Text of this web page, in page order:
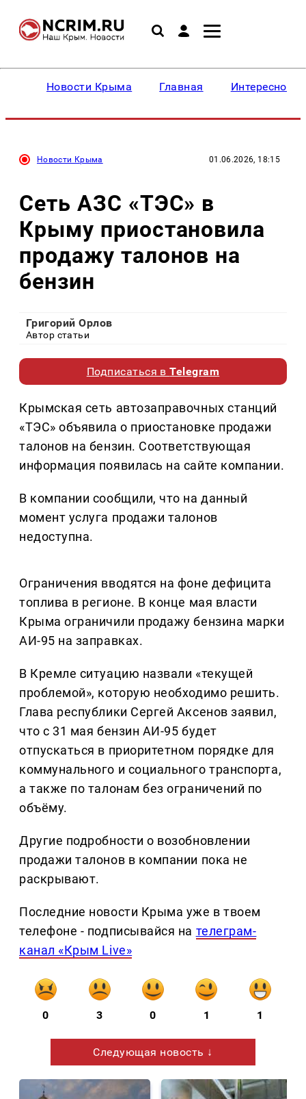
Новости Крыма Главная Интересное
Новости Крыма 01.06.2026, 18:15
Сеть АЗС «ТЭС» в
Крыму приостановила
продажу талонов на
бензин
Григорий Орлов
Автор статьи
Подписаться вTelegram
Крымская сеть автозаправочных станций
«ТЭС» объявила о приостановке продажи
талонов на бензин. Соответствующая
информация появилась на сайте компании.
В компании сообщили, что на данный
момент услуга продажи талонов
недоступна.
Ограничения вводятся на фоне дефицита
топлива в регионе. В конце мая власти
Крыма ограничили продажу бензина марки
АИ-95 на заправках.
В Кремле ситуацию назвали «текущей
проблемой», которую необходимо решить.
Глава республики Сергей Аксенов заявил,
что с 31 мая бензин АИ-95 будет
отпускаться в приоритетном порядке для
коммунального и социального транспорта,
а также по талонам без ограничений по
объёму.
Другие подробности о возобновлении
продажи талонов в компании пока не
раскрывают.
Последние новости Крыма уже в твоем
телефоне - подписывайся на телеграм-
канал «Крым Live»
0 3 0 1 1
Следующая новость ↓